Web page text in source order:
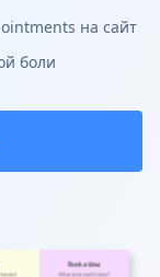
на сайт
боли